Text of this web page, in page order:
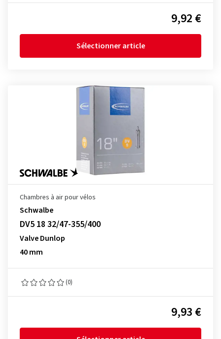
9,92 €
Sélectionner article
Chambres à air pour vélos
Schwalbe
DV5 18 32/47-355/400
Valve Dunlop
40 mm
(0)
9,93 €